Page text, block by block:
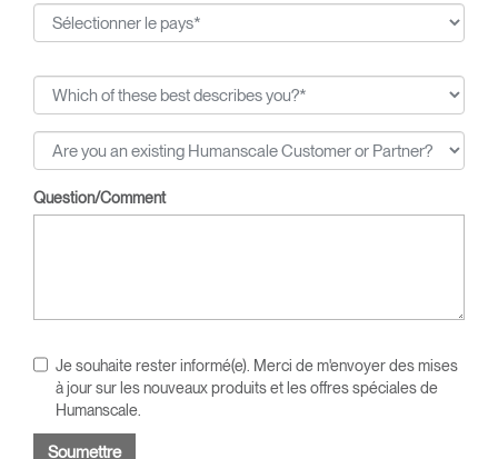
Question/Comment
Je souhaite rester informé(e). Merci de m'envoyer des mises
à jour sur les nouveaux produits et les offres spéciales de
Humanscale.